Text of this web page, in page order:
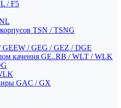
/ F5
TSN / TSNG
/ GEG / GEZ / DGE
качения GE..RB / WLT / WLK
GAC / GX